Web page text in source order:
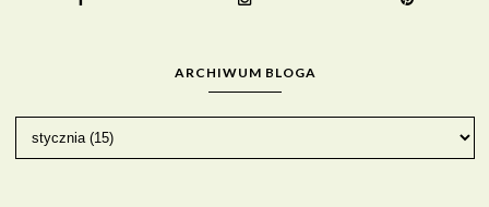
ARCHIWUM BLOGA